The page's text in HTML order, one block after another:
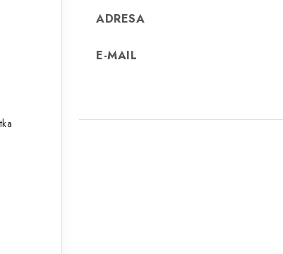
ADRESA
E-MAIL